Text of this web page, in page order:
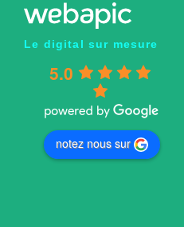
Le digital sur mesure
5.0
notez nous sur